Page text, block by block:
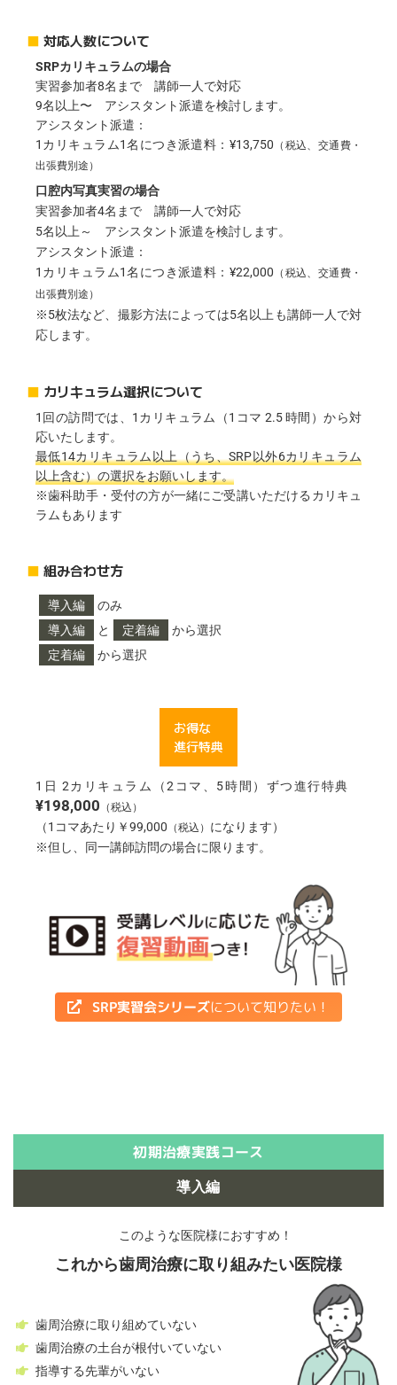
■ 対応人数について
SRPカリキュラムの場合
実習参加者8名まで 講師一人で対応
9名以上〜 アシスタント派遣を検討します。
アシスタント派遣：
1カリキュラム1名につき派遣料：¥13,750 （税込、交通費・
出張費別途）
口腔内写真実習の場合
実習参加者4名まで 講師一人で対応
5名以上～ アシスタント派遣を検討します。
アシスタント派遣：
1カリキュラム1名につき派遣料：¥22,000 （税込、交通費・
出張費別途）
※5枚法など、撮影方法によっては5名以上も講師一人で対
応します。
■ カリキュラム選択について
1回の訪問では、1カリキュラム（1コマ 2.5 時間）から対
応いたします。
最低14カリキュラム以上（うち、SRP以外6カリキュラム
以上含む）の選択をお願いします。
※⻭科助手・受付の方が一緒にご受講いただけるカリキュ
ラムもあります
■ 組み合わせ方
導入編
のみ
導入編
と 定着編
から選択
定着編
から選択
お得な
進行特典
1日 2カリキュラム（2コマ、5時間）ずつ進行特典
¥198,000 （税込）
（1コマあたり￥99,000 （税込） になります）
※但し、同一講師訪問の場合に限ります。
SRP実習会シリーズについて知りたい！
初期治療実践コース
導入編
このような医院様におすすめ！
これから歯周治療に取り組みたい医院様
歯周治療に取り組めていない
歯周治療の土台が根付いていない
指導する先輩がいない